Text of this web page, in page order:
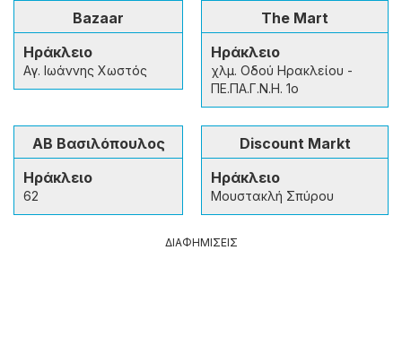
Bazaar
Ηράκλειο
Αγ. Ιωάννης Χωστός
The Mart
Ηράκλειο
χλμ. Οδού Ηρακλείου -
ΠΕ.ΠΑ.Γ.Ν.Η. 1o
ΑΒ Βασιλόπουλος
Ηράκλειο
62
Discount Markt
Ηράκλειο
Μουστακλή Σπύρου
ΔΙΑΦΗΜΙΣΕΙΣ